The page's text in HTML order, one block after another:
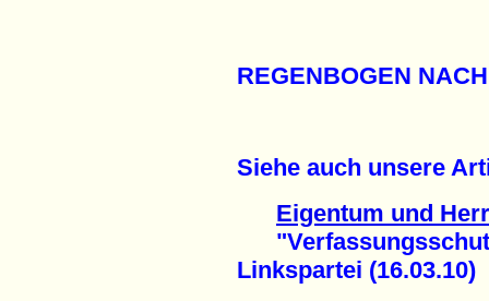
REGENBOGEN
Siehe auch unsere
Eigentum und
Linkspartei (16.03.10)